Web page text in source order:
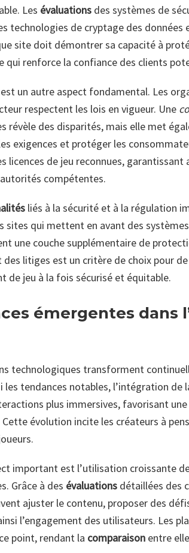
Les évaluations des systèmes de
technologies de cryptage des données
site doit démontrer sa capacité à
qui renforce la confiance des clients
un autre aspect fondamental. Les
respectent les lois en vigueur. Une
révèle des disparités, mais elle met
exigences et protéger les
licences de jeu reconnues,
compétentes.
liés à la sécurité et à la régulation
sites qui mettent en avant des
une couche supplémentaire de
litiges est un critère de choix pour
de jeu à la fois sécurisé et équitable.
émergentes dans
technologiques transforment
les tendances notables, l’intégration
plus immersives, favorisant une
évolution incite les créateurs à
important est l’utilisation croissante
Grâce à des évaluations détaillées des
ajuster le contenu, proposer des
l’engagement des utilisateurs. Les
point, rendant la comparaison entre